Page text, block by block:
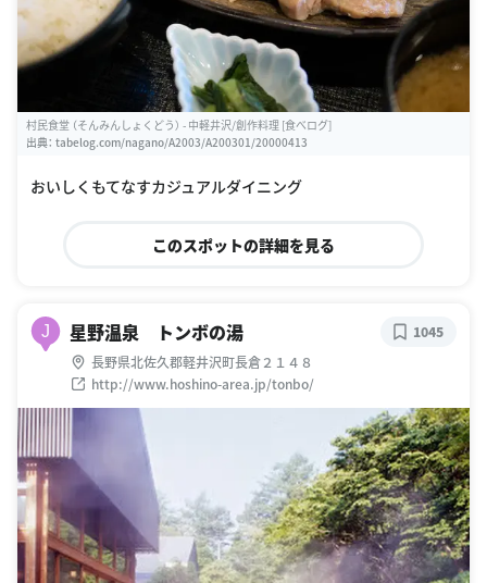
村民食堂 （そんみんしょくどう） - 中軽井沢/創作料理 [食べログ]
出典： tabelog.com/nagano/A2003/A200301/20000413
おいしくもてなすカジュアルダイニング
このスポットの詳細を見る
J 星野温泉 トンボの湯
長野県北佐久郡軽井沢町長倉２１４８
http://www.hoshino-area.jp/tonbo/
1045